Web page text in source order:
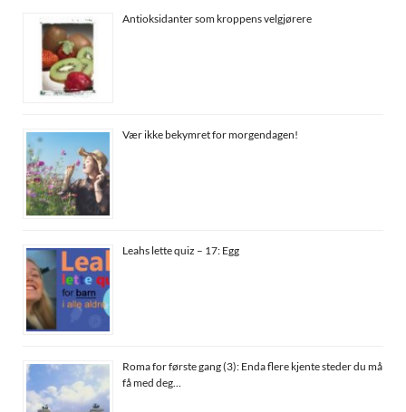
Antioksidanter som kroppens velgjørere
Vær ikke bekymret for morgendagen!
Leahs lette quiz – 17: Egg
Roma for første gang (3): Enda flere kjente steder du må
få med deg…